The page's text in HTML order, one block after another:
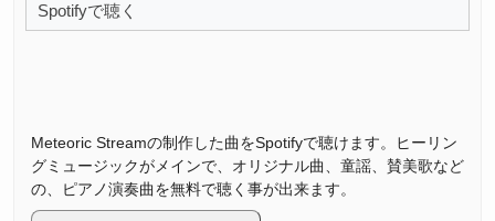
Spotifyで聴く
Meteoric Streamの制作した曲をSpotifyで聴けます。ヒーリン
グミュージックがメインで、オリジナル曲、童謡、賛美歌など
の、ピアノ演奏曲を無料で聴く事が出来ます。